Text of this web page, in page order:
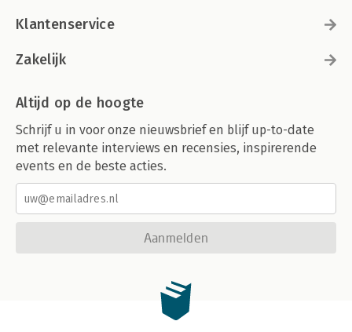
Klantenservice
Zakelijk
Altijd op de hoogte
Schrijf u in voor onze nieuwsbrief en blijf up-to-date
met relevante interviews en recensies, inspirerende
events en de beste acties.
Aanmelden